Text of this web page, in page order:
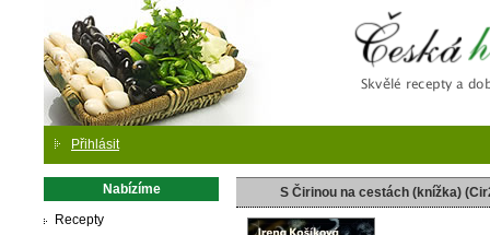
Přihlásit
Nabízíme
Recepty
S Čirinou na cestách (knížka)